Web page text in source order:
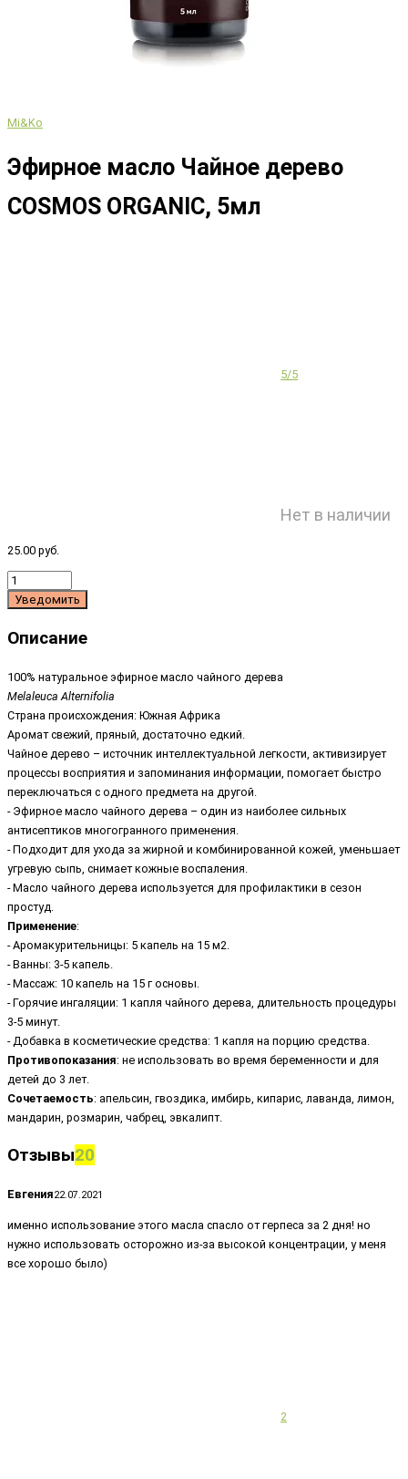
Mi&Ko
Эфирное масло Чайное дерево
COSMOS ORGANIC, 5мл
5/5
Нет в наличии
25.00 руб.
Уведомить
Описание
100% натуральное эфирное масло чайного дерева
Melaleuca Alternifolia
Страна происхождения: Южная Африка
Аромат свежий, пряный, достаточно едкий.
Чайное дерево – источник интеллектуальной легкости, активизирует
процессы восприятия и запоминания информации, помогает быстро
переключаться с одного предмета на другой.
- Эфирное масло чайного дерева – один из наиболее сильных
антисептиков многогранного применения.
- Подходит для ухода за жирной и комбинированной кожей, уменьшает
угревую сыпь, снимает кожные воспаления.
- Масло чайного дерева используется для профилактики в сезон
простуд.
Применение:
- Аромакурительницы: 5 капель на 15 м2.
- Ванны: 3-5 капель.
- Массаж: 10 капель на 15 г основы.
- Горячие ингаляции: 1 капля чайного дерева, длительность процедуры
3-5 минут.
- Добавка в косметические средства: 1 капля на порцию средства.
Противопоказания: не использовать во время беременности и для
детей до 3 лет.
Сочетаемость: апельсин, гвоздика, имбирь, кипарис, лаванда, лимон,
мандарин, розмарин, чабрец, эвкалипт.
Отзывы20
Евгения22.07.2021
именно использование этого масла спасло от герпеса за 2 дня! но
нужно использовать осторожно из-за высокой концентрации, у меня
все хорошо было)
2